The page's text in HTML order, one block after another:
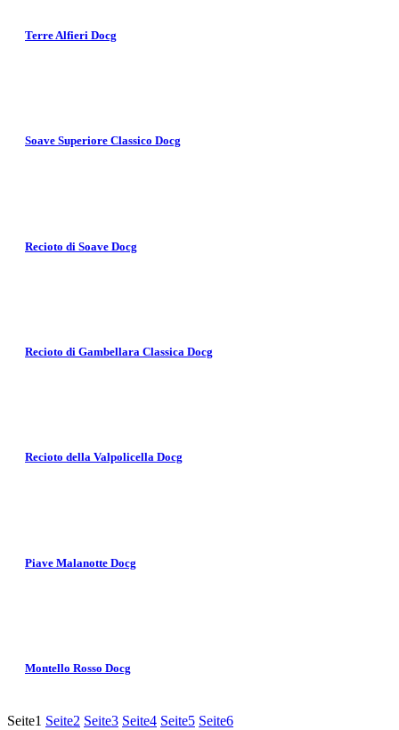
Terre Alfieri Docg
Soave Superiore Classico Docg
Recioto di Soave Docg
Recioto di Gambellara Classica Docg
Recioto della Valpolicella Docg
Piave Malanotte Docg
Montello Rosso Docg
Seite1 Seite2 Seite3 Seite4 Seite5 Seite6